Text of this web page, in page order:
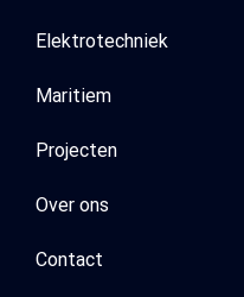
Elektrotechniek
Maritiem
Projecten
Over ons
Contact